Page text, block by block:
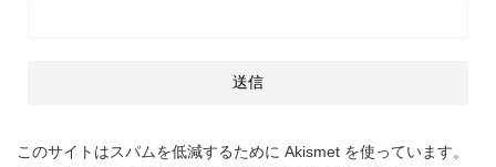
このサイトはスパムを低減するために Akismet を使っています。